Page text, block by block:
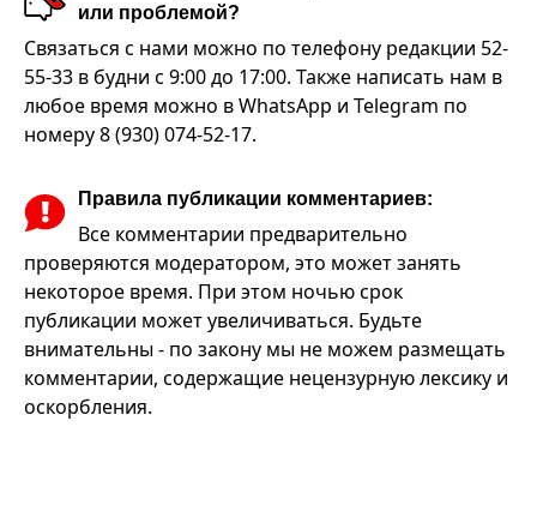
или проблемой?
Связаться с нами можно по телефону редакции 52-
55-33 в будни с 9:00 до 17:00. Также написать нам в
любое время можно в WhatsApp и Telegram по
номеру 8 (930) 074-52-17.
Правила публикации комментариев:
Все комментарии предварительно
проверяются модератором, это может занять
некоторое время. При этом ночью срок
публикации может увеличиваться. Будьте
внимательны - по закону мы не можем размещать
комментарии, содержащие нецензурную лексику и
оскорбления.